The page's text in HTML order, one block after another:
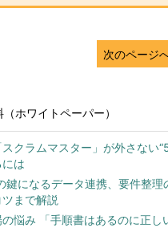
次のページ
ホワイトペーパー）
クラムマスター」が外さない
は
鍵になるデータ連携、要件整
まで解説
悩み 「手順書はあるのに正し